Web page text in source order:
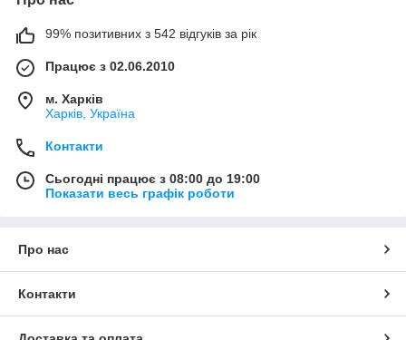
99% позитивних з 542 відгуків за рік
Працює з 02.06.2010
м. Харків
Харків, Україна
Контакти
Сьогодні працює з 08:00 до 19:00
Показати весь графік роботи
Про нас
Контакти